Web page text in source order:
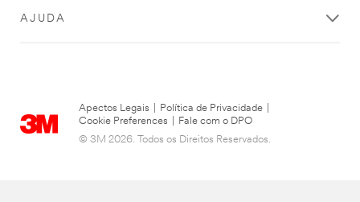
AJUDA
Apectos Legais Política de Privacidade
Cookie Preferences
Fale com o DPO
© 3M 2026. Todos os Direitos Reservados.